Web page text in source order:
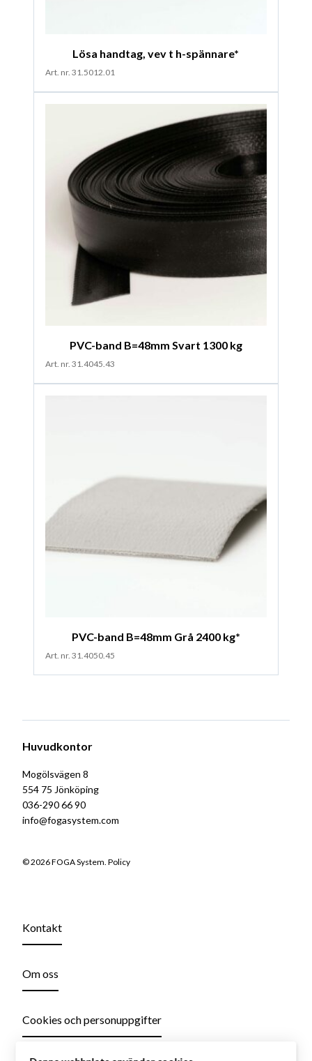
Lösa handtag, vev t h-spännare*
Art. nr. 31.5012.01
PVC-band B=48mm Svart 1300 kg
Art. nr. 31.4045.43
PVC-band B=48mm Grå 2400 kg*
Art. nr. 31.4050.45
Huvudkontor
Mogölsvägen 8
554 75 Jönköping
036-290 66 90
info@fogasystem.com
© 2026 FOGA System. Policy
Kontakt
Om oss
Cookies och personuppgifter